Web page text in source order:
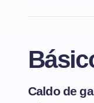
Caldo de